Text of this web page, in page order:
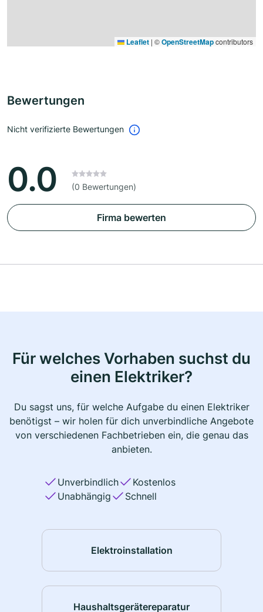
Leaflet | ©OpenStreetMapcontributors
Bewertungen
Nicht verifizierte Bewertungen
0.0 (0 Bewertungen)
Firma bewerten
Für welches Vorhaben suchst du
einen Elektriker?
Du sagst uns, für welche Aufgabe du einen Elektriker
benötigst – wir holen für dich unverbindliche Angebote
von verschiedenen Fachbetrieben ein, die genau das
anbieten.
Unverbindlich
Kostenlos
Unabhängig
Schnell
Elektroinstallation
Haushaltsgerätereparatur